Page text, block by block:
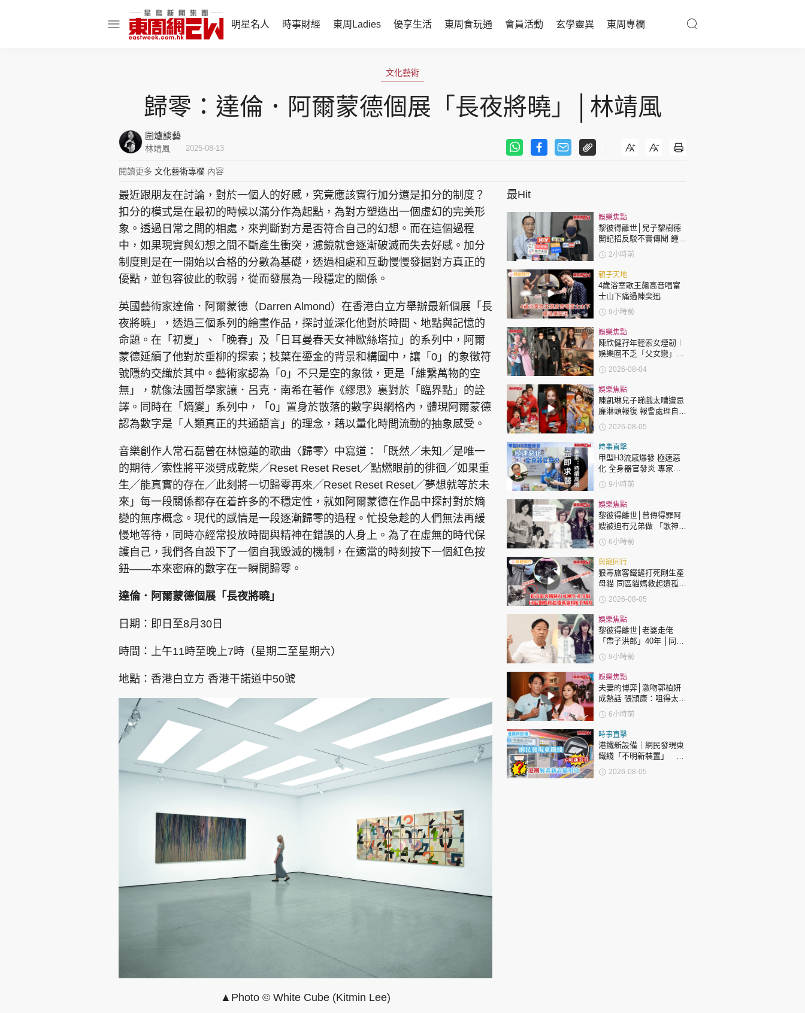
明星名人 時事財經 東周Ladies 優享生活 東周食玩通 會員活動 玄學靈異 東周專欄
娛樂焦點
話題人物
東姑熱話
時事直擊
財經智庫
東周Ladies
談情說性
時尚生活
醫療百科
親子天地
與寵同行
東周食玩通
樂在灣區
飲食玩樂
會員活動
東周JETSO
玄學靈異
東勝運程
智富天下 李居明
神機妙算 李丞責
鬼靈精怪 威師兄
娛樂名人
文化藝術
時政財經
健康生活
飲食旅遊
集團旗下品牌
東周刊 cazbuyer 東Touch PCM 電腦廣場 星島頭條 星島日報 頭條日報 星島環球 The Standard 親子王
Oh!爸媽 JobMarket 頭條搵工 EDUPLUS
關於我們 聯絡我們 隱私政策聲明 使用條款 版權及免責聲明 Copyright © 東周網 版權所有 . 不得轉載 ©Eastweek.com.hk. All rights reserved.
文化藝術
歸零：達倫．阿爾蒙德個展「長夜將曉」│林靖風
圍爐談藝
林靖風 2025-08-13
閱讀更多 文化藝術專欄 內容
最近跟朋友在討論，對於一個人的好感，究竟應該實行加分還是扣分的制度？
扣分的模式是在最初的時候以滿分作為起點，為對方塑造出一個虛幻的完美形
象。透過日常之間的相處，來判斷對方是否符合自己的幻想。而在這個過程
中，如果現實與幻想之間不斷產生衝突，濾鏡就會逐漸破滅而失去好感。加分
制度則是在一開始以合格的分數為基礎，透過相處和互動慢慢發掘對方真正的
優點，並包容彼此的軟弱，從而發展為一段穩定的關係。
英國藝術家達倫．阿爾蒙德（Darren Almond）在香港白立方舉辦最新個展「長
夜將曉」，透過三個系列的繪畫作品，探討並深化他對於時間、地點與記憶的
命題。在「初夏」、「晚春」及「日耳曼春天女神歐絲塔拉」的系列中，阿爾
蒙德延續了他對於垂柳的探索；枝葉在鎏金的背景和構圖中，讓「0」的象徵符
號隱約交織於其中。藝術家認為「0」不只是空的象徵，更是「維繫萬物的空
無」，就像法國哲學家讓．呂克．南希在著作《繆思》裏對於「臨界點」的詮
譯。同時在「熵變」系列中，「0」置身於散落的數字與網格內，體現阿爾蒙德
認為數字是「人類真正的共通語言」的理念，藉以量化時間流動的抽象感受。
音樂創作人常石磊曾在林憶蓮的歌曲〈歸零〉中寫道：「既然╱未知╱是唯一
的期待╱索性將平淡劈成乾柴╱Reset Reset Reset╱點燃眼前的徘徊╱如果重
生╱能真實的存在╱此刻將一切歸零再來╱Reset Reset Reset╱夢想就等於未
來」每一段關係都存在着許多的不穩定性，就如阿爾蒙德在作品中探討對於熵
變的無序概念。現代的感情是一段逐漸歸零的過程。忙投急趁的人們無法再緩
慢地等待，同時亦經常投放時間與精神在錯誤的人身上。為了在虛無的時代保
護自己，我們各自設下了一個自我毀滅的機制，在適當的時刻按下一個紅色按
鈕——本來密麻的數字在一瞬間歸零。
達倫．阿爾蒙德個展「長夜將曉」
日期：即日至8月30日
時間：上午11時至晚上7時（星期二至星期六）
地點：香港白立方 香港干諾道中50號
▲Photo © White Cube (Kitmin Lee)
最Hit
娛樂焦點
黎彼得離世│兒子黎樹德
開記招反駁不實傳聞 鍾志
光代好友澄清：冇經濟問
題
2小時前
親子天地
4歲浴室歌王飆高音唱富
士山下痛過陳奕迅
9小時前
娛樂焦點
陳欣健孖年輕索女煙韌︱
娛樂圈不乏「父女戀」
「爺孫戀」 年齡差距最大
達51歲 最受矚目有李龍
基謝賢
2026-08-04
娛樂焦點
陳凱琳兒子睇戲太嘈遭忌
廉淋頭報復 報警處理自責
護子不力 歐錦棠陳倩揚齊
表態「媽媽有責任」
2026-08-05
時事直擊
甲型H3流感爆發 極速惡
化 全身器官發炎 專家：
持續高燒要立即求醫
9小時前
娛樂焦點
黎彼得離世│曾傳得罪阿
嫂被迫冇兄弟做 「歌神」
許冠傑親筆撰寫悼念忘友
6小時前
與寵同行
狠毒旅客鐵鏟打死剛生產
母貓 同區貓媽救起遺孤貓
B接手哺育
2026-08-05
娛樂焦點
黎彼得離世│老婆走佬
「帶子洪郎」40年 │同許
冠傑聯手合作《浪子心
聲》成經典 合作7年拆夥
9小時前
娛樂焦點
夫妻的博弈│激吻郭柏妍
成熱話 張頴康：咀得太
多，一啲都唔享受！
6小時前
時事直擊
港鐵新設備｜網民發現東
鐵綫「不明新裝置」 港
鐵解畫新設備用途
2026-08-05